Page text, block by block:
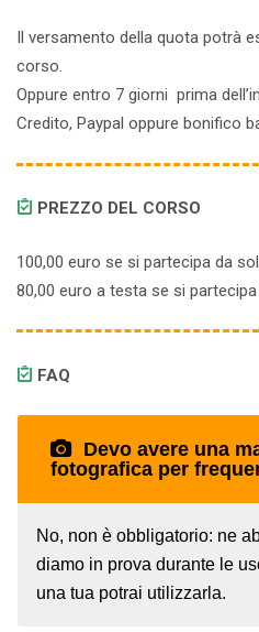
Il versamento della quota potrà
corso.
Oppure entro 7 giorni prima
Credito, Paypal oppure bonifico
PREZZO DEL CORSO
100,00 euro se si partecipa da
80,00 euro a testa se si
FAQ
Devo avere una
fotografica per
No, non è obbligatorio: ne
diamo in prova durante le
una tua potrai utilizzarla.